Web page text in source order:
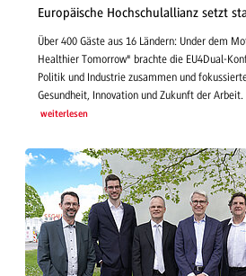
Europäische Hochschulallianz setzt
Über 400 Gäste aus 16 Ländern: Under dem
Healthier Tomorrow" brachte die EU4Dual-
Politik und Industrie zusammen und
Gesundheit, Innovation und Zukunft der Arbeit.
weiterlesen